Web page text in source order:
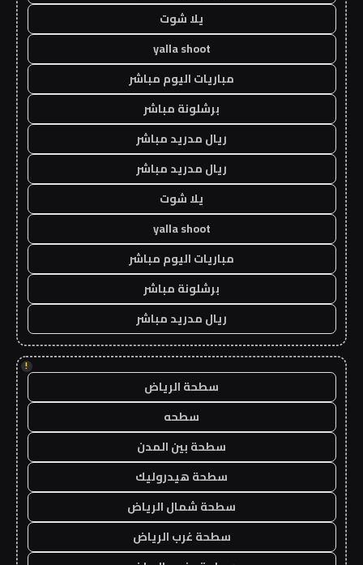
يلا شوت
yalla shoot
مباريات اليوم مباشر
برشلونة مباشر
ريال مدريد مباشر
ريال مدريد مباشر
يلا شوت
yalla shoot
مباريات اليوم مباشر
برشلونة مباشر
ريال مدريد مباشر
!
سطحة الرياض
سطحه
سطحة بين المدن
سطحة هيدروليك
سطحة شمال الرياض
سطحة غرب الرياض